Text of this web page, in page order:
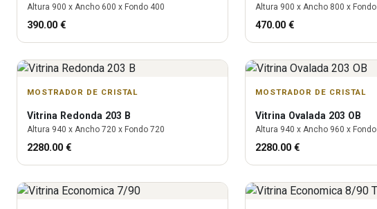
Altura 900 x Ancho 600 x Fondo 400
390.00 €
Altura 900 x Ancho 800 x Fondo
470.00 €
MOSTRADOR DE CRISTAL
Vitrina Redonda 203 B
Altura 940 x Ancho 720 x Fondo 720
2280.00 €
MOSTRADOR DE CRISTAL
Vitrina Ovalada 203 OB
Altura 940 x Ancho 960 x Fondo
2280.00 €